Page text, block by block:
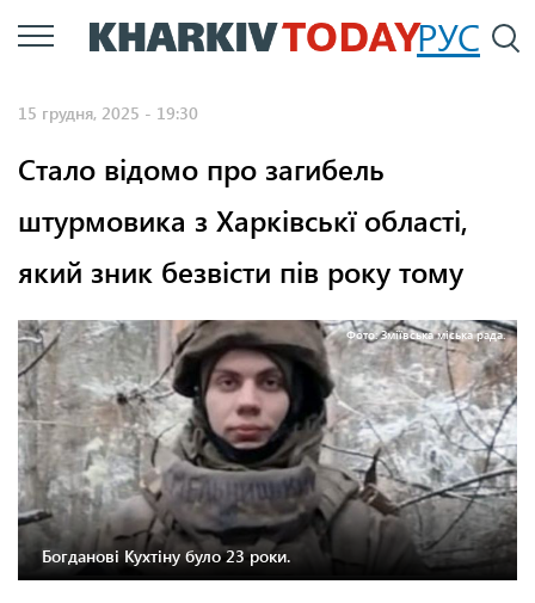
Перейти
до
РУС
15 грудня, 2025 - 19:30
Стало відомо про загибель
штурмовика з Харківськї області,
який зник безвісти пів року тому
Фото: Зміївська міська рада.
Богданові Кухтіну було 23 роки.